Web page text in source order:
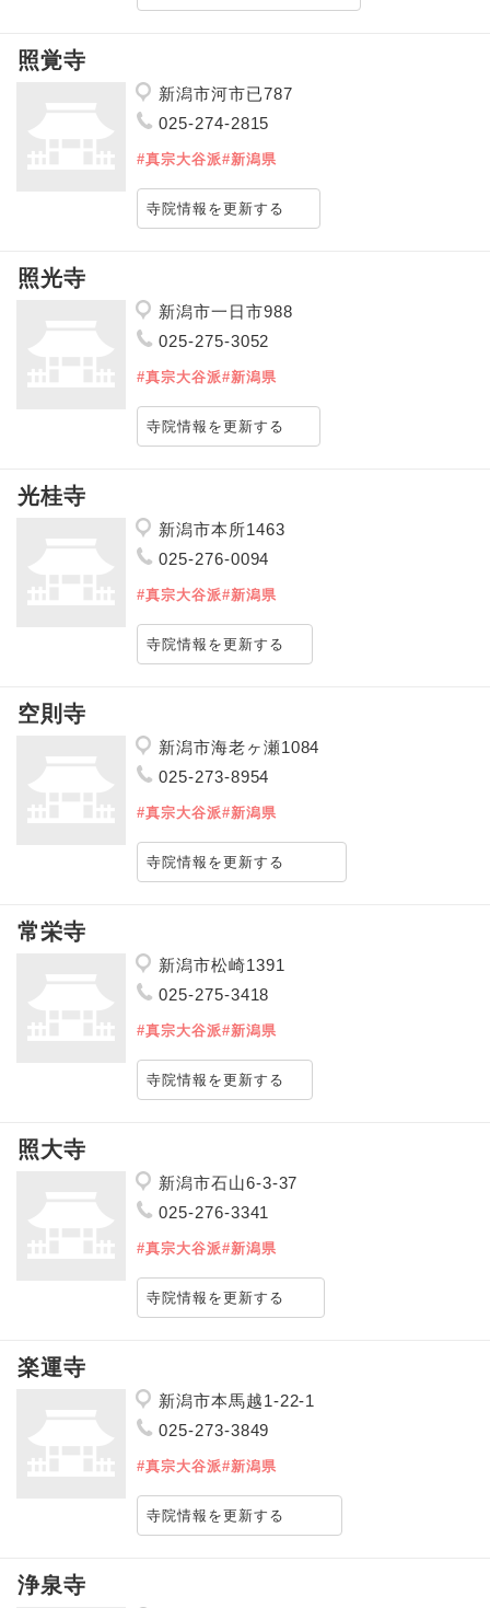
照覚寺
新潟市河市已787
025-274-2815
#真宗大谷派#新潟県
寺院情報を更新する
照光寺
新潟市一日市988
025-275-3052
#真宗大谷派#新潟県
寺院情報を更新する
光桂寺
新潟市本所1463
025-276-0094
#真宗大谷派#新潟県
寺院情報を更新する
空則寺
新潟市海老ヶ瀬1084
025-273-8954
#真宗大谷派#新潟県
寺院情報を更新する
常栄寺
新潟市松崎1391
025-275-3418
#真宗大谷派#新潟県
寺院情報を更新する
照大寺
新潟市石山6-3-37
025-276-3341
#真宗大谷派#新潟県
寺院情報を更新する
楽運寺
新潟市本馬越1-22-1
025-273-3849
#真宗大谷派#新潟県
寺院情報を更新する
浄泉寺